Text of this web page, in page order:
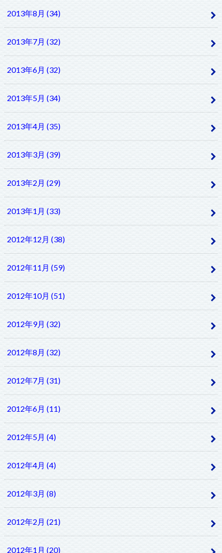
2013年8月 (34)
2013年7月 (32)
2013年6月 (32)
2013年5月 (34)
2013年4月 (35)
2013年3月 (39)
2013年2月 (29)
2013年1月 (33)
2012年12月 (38)
2012年11月 (59)
2012年10月 (51)
2012年9月 (32)
2012年8月 (32)
2012年7月 (31)
2012年6月 (11)
2012年5月 (4)
2012年4月 (4)
2012年3月 (8)
2012年2月 (21)
2012年1月 (20)